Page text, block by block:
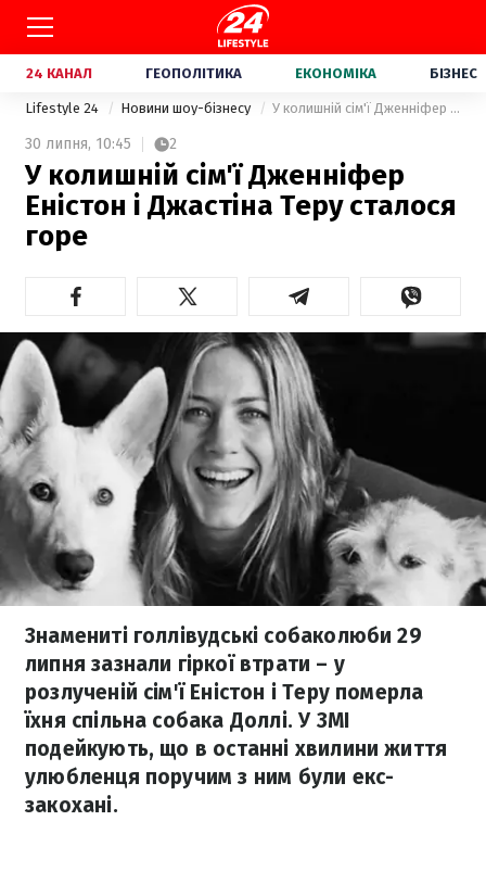
24 КАНАЛ ГЕОПОЛІТИКА ЕКОНОМІКА БІЗНЕС
Lifestyle 24 Новини шоу-бізнесу У колишній сім'ї Дженніфер Еністон і Джастіна Теру сталося горе
30 липня, 10:45 2
У колишній сім'ї Дженніфер
Еністон і Джастіна Теру сталося
горе
Знамениті голлівудські собаколюби 29
липня зазнали гіркої втрати – у
розлученій сім'ї Еністон і Теру померла
їхня спільна собака Доллі. У ЗМІ
подейкують, що в останні хвилини життя
улюбленця поручим з ним були екс-
закохані.